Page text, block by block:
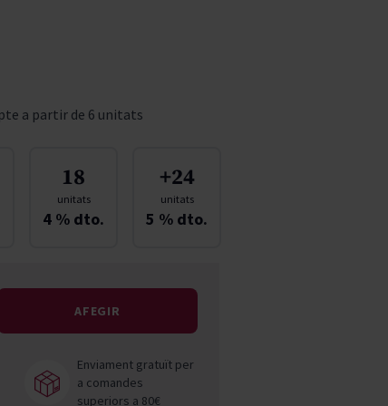
a partir de 6 unitats
18
unitats
4 % dto.
+24
unitats
5 % dto.
AFEGIR
Enviament gratuït per
a comandes
superiors a 80€